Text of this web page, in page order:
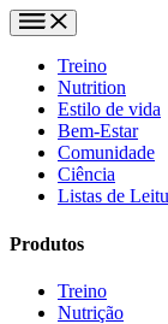
Treino
Nutrition
Estilo de vida
Bem-Estar
Comunidade
Ciência
Listas de
Produtos
Treino
Nutrição